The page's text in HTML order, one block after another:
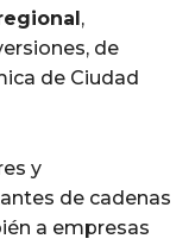
,
de
de Ciudad
y
de cadenas
a empresas